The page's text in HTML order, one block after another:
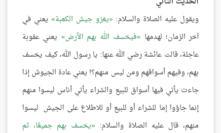
ويقول عليه الصلاة والسلام: يغزو جيش الكعبة يعني في
آخر الزمان؛ لهدمها
فيخسف الله بهم الأرض
يعني عقوبة
عاجلة، قالت عائشة رضي الله عنها: يا رسول الله، كيف يخسف
بهم، وفيهم أسواقهم ومن ليس منهم؟! يعني عادة الجيوش إذا
جاءت يأتي فيها أسواق للبيع والشراء يأتي أناس ليسوا منهم
إنما جاؤوا إما للشراء أو للبيع أو للاطلاع على الجيش ليسوا
منهم، قال عليه الصلاة والسلام:
يخسف بهم جميعًا، ثم